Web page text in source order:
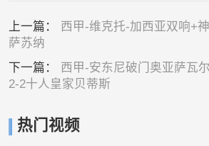
上一篇：
西甲-维克托-加西亚双响+
萨苏纳
下一篇：
西甲-安东尼破门奥亚萨瓦
2-2十人皇家贝蒂斯
热门视频